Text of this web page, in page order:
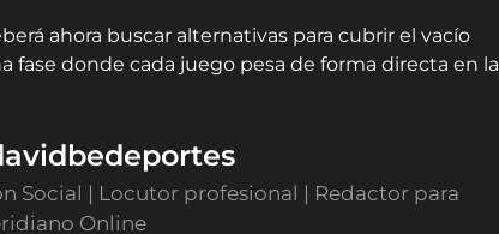
ahora buscar alternativas para cubrir el vacío
donde cada juego pesa de forma directa en la
Social | Locutor profesional | Redactor para
Online